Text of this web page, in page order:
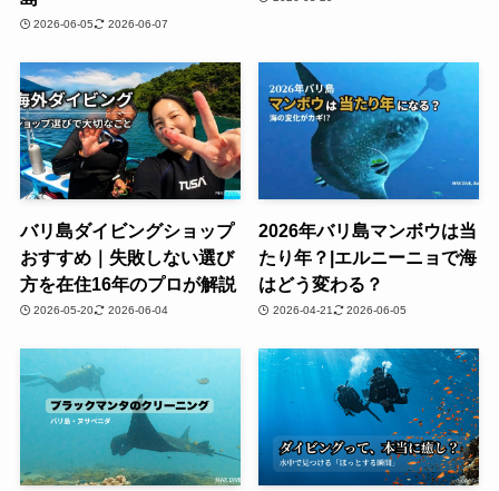
2026-06-05 2026-06-07
バリ島ダイビングショップ
おすすめ｜失敗しない選び
方を在住16年のプロが解説
2026-05-20 2026-06-04
2026年バリ島マンボウは当
たり年？|エルニーニョで海
はどう変わる？
2026-04-21 2026-06-05